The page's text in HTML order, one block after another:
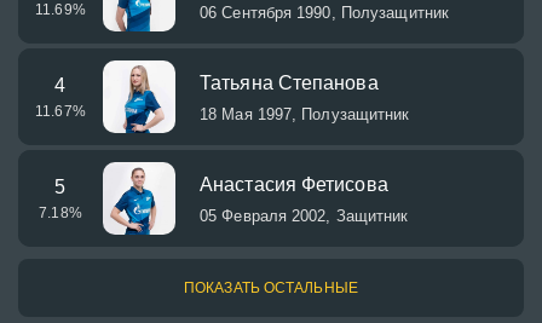
11.69% 06 Сентября 1990, Полузащитник
4
11.67%
Татьяна Степанова
18 Мая 1997, Полузащитник
5
7.18%
Анастасия Фетисова
05 Февраля 2002, Защитник
ПОКАЗАТЬ ОСТАЛЬНЫЕ